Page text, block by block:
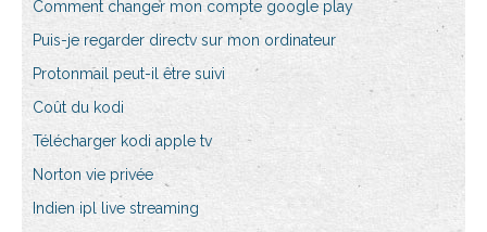
Comment changer mon compte google play
Puis-je regarder directv sur mon ordinateur
Protonmail peut-il être suivi
Coût du kodi
Télécharger kodi apple tv
Norton vie privée
Indien ipl live streaming